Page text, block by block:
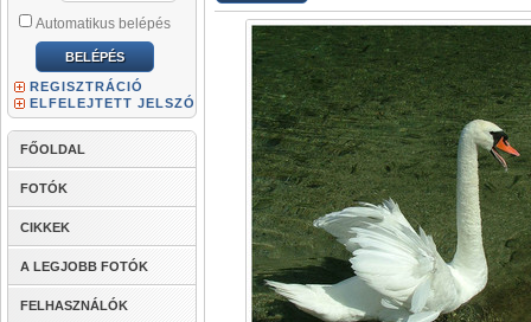
Automatikus belépés
REGISZTRÁCIÓ
ELFELEJTETT JELSZÓ
FŐOLDAL
FOTÓK
CIKKEK
A LEGJOBB FOTÓK
FELHASZNÁLÓK